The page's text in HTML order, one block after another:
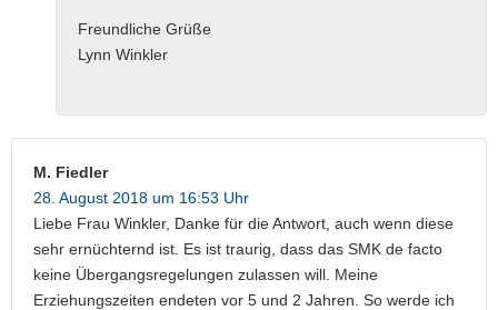
Freundliche Grüße
Lynn Winkler
M. Fiedler
28. August 2018 um 16:53 Uhr
Liebe Frau Winkler, Danke für die Antwort, auch wenn diese
sehr ernüchternd ist. Es ist traurig, dass das SMK de facto
keine Übergangsregelungen zulassen will. Meine
Erziehungszeiten endeten vor 5 und 2 Jahren. So werde ich